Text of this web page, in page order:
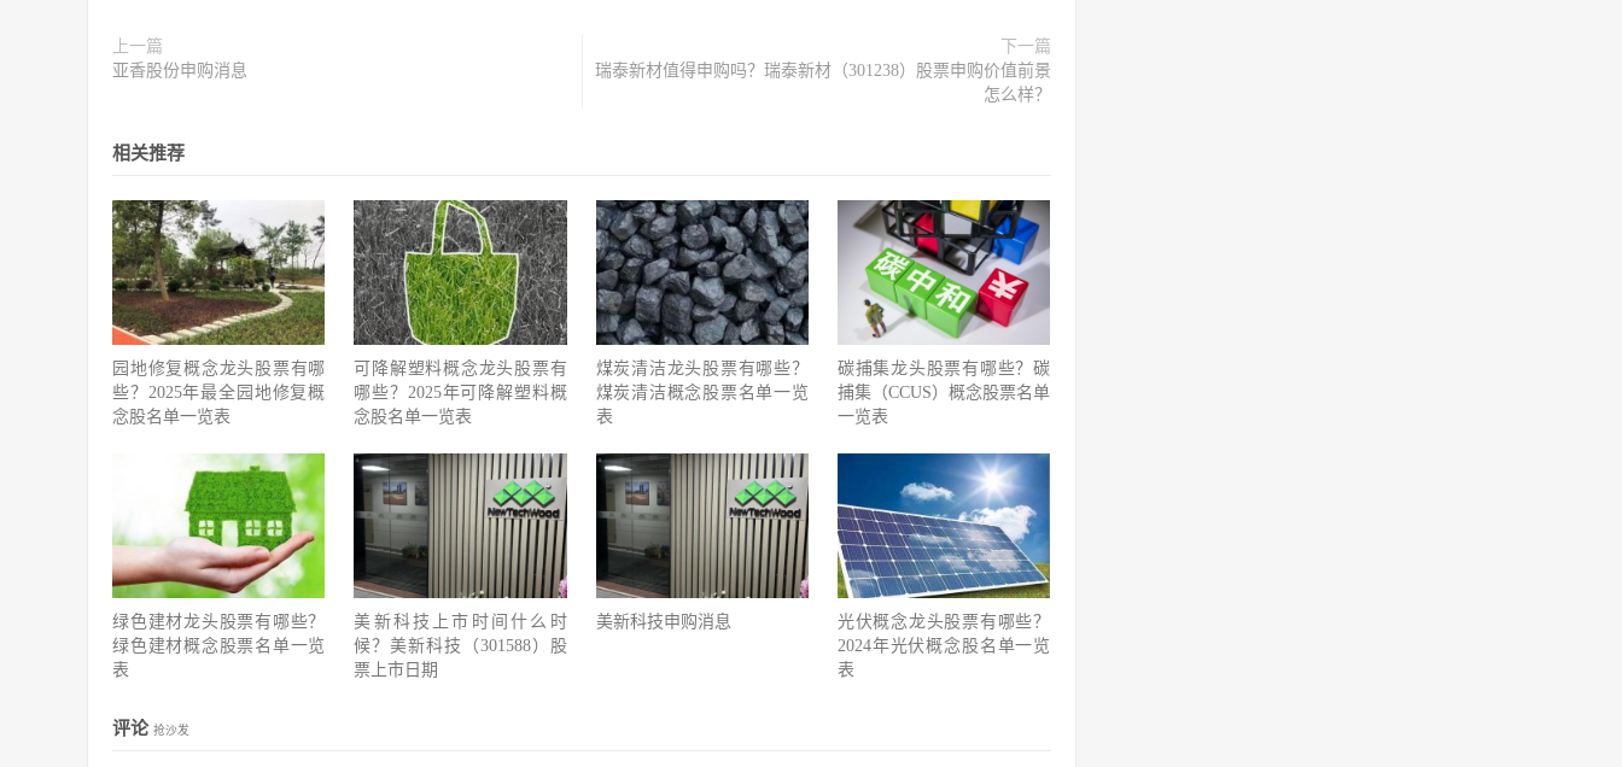
上一篇
亚香股份申购消息
下一篇
瑞泰新材值得申购吗？瑞泰新材（301238）股票申购价值前景
怎么样？
相关推荐
园地修复概念龙头股票有哪
些？2025年最全园地修复概
念股名单一览表
可降解塑料概念龙头股票有
哪些？2025年可降解塑料概
念股名单一览表
煤炭清洁龙头股票有哪些？
煤炭清洁概念股票名单一览
表
碳捕集龙头股票有哪些？碳
捕集（CCUS）概念股票名单
一览表
绿色建材龙头股票有哪些？
绿色建材概念股票名单一览
表
美新科技上市时间什么时
候？美新科技（301588）股
票上市日期
美新科技申购消息
光伏概念龙头股票有哪些？
2024年光伏概念股名单一览
表
评论 抢沙发